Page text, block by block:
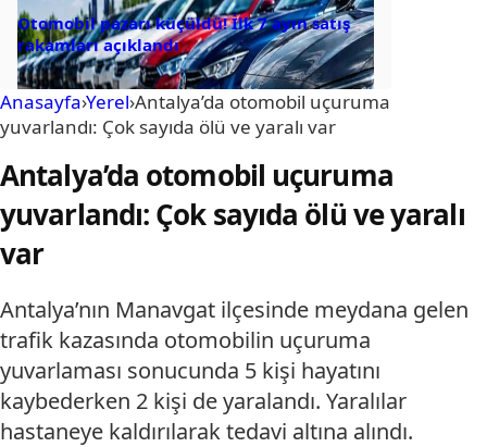
Otomobil pazarı küçüldü! İlk 7 ayın satış
rakamları açıklandı
Anasayfa›Yerel›Antalya’da otomobil uçuruma
yuvarlandı: Çok sayıda ölü ve yaralı var
Antalya’da otomobil uçuruma
yuvarlandı: Çok sayıda ölü ve yaralı
var
Antalya’nın Manavgat ilçesinde meydana gelen
trafik kazasında otomobilin uçuruma
yuvarlaması sonucunda 5 kişi hayatını
kaybederken 2 kişi de yaralandı. Yaralılar
hastaneye kaldırılarak tedavi altına alındı.